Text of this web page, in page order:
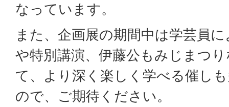
なっています。
また、企画展の期間中は学芸員
や特別講演、伊藤公もみじまつ
て、より深く楽しく学べる催し
ので、ご期待ください。